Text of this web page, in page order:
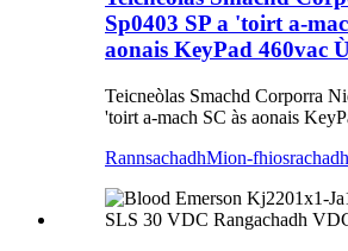
Sp0403 SP a 'toirt a-
aonais KeyPad 460vac
Teicneòlas Smachd Corporra
'toirt a-mach SC às aonais
RannsachadhMion-fhiosrachadh